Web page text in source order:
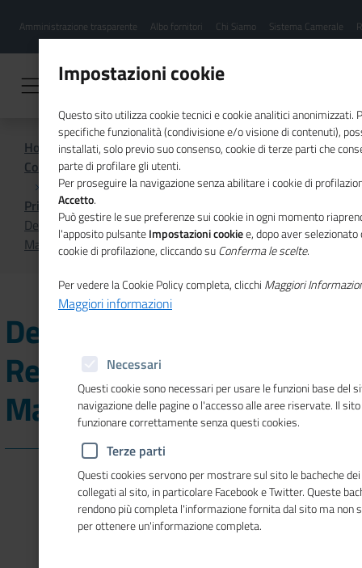
contenuto
Menu
hamburgher
Amministrazione trasparente Albo fornitori Chi Siamo Sistema Camerale
Home
Comunicazione istituzionale per il sistema camerale
Primo Piano
Deposito dei bilanci al Registro imprese: online il
Manuale operativo 2026
Deposito dei bilanci al
Registro imprese: online il
Manuale operativo 2026
Impostazioni cookie
Questo sito utilizza cookie tecnici e cookie analitici anonimizzati.
specifiche funzionalità (condivisione e/o visione di contenuti),
installati, solo previo suo consenso, cookie di terze parti che
parte di profilare gli utenti.
Per proseguire la navigazione senza abilitare i cookie di
Accetto.
Può gestire le sue preferenze sui cookie in ogni momento
l'apposito pulsanteImpostazioni cookiee, dopo aver
cookie di profilazione, cliccando suConferma le scelte.
Per vedere la Cookie Policy completa, clicchi Maggiori
Maggiori informazioni
Necessari
Questi cookie sono necessari per usare le funzioni base del
navigazione delle pagine o l'accesso alle aree riservate. Il
funzionare correttamente senza questi cookies.
Terze parti
Questi cookies servono per mostrare sul sito le bacheche
collegati al sito, in particolare Facebook e Twitter. Queste
rendono più completa l'informazione fornita dal sito ma non
per ottenere un'informazione completa.